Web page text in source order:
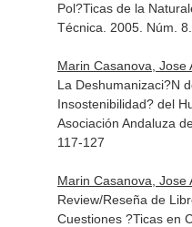
Pol?Ticas de la
Técnica . 2005. Núm.
Marin Casanova, Jose
La Deshumanizaci?N
Insostenibilidad? del
Asociación Andaluza
117-127
Marin Casanova, Jose
Review/Reseña de
Cuestiones ?Ticas en